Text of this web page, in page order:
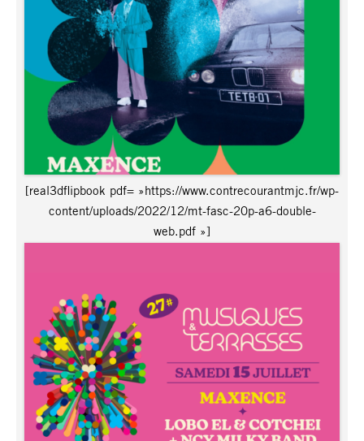
[real3dflipbook pdf= »https://www.contrecourantmjc.fr/wp-
content/uploads/2022/12/mt-fasc-20p-a6-double-
web.pdf »]